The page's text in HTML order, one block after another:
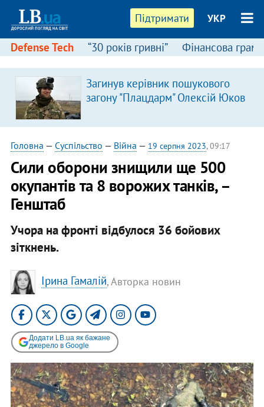
Підтримати УКР
Defense Tech “30 років гривні” Фінансова
Загинув керівник пошукового
загону "Плацдарм" Олексій Юков
Головна — Суспільство — Війна — 19 серпня 2023, 09:17
Сили оборони знищили ще 500
окупантів та 8 ворожих танків, –
Генштаб
Учора на фронті відбулося 36 бойових
зіткнень.
Ірина Гамалій, Авторка новин
Додати LB.ua як бажане
джерело в Google